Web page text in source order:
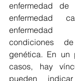
enfermedad
enfermedad
enfermedad
condiciones
genética. En un
casos, hay
pueden